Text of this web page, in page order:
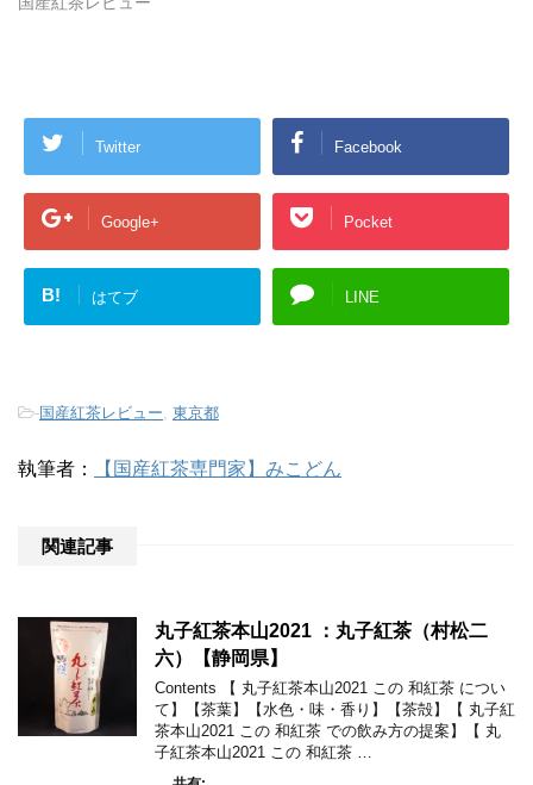
Twitter Facebook
Google+ Pocket
B! はてブ LINE
-国産紅茶レビュー, 東京都
執筆者： 【国産紅茶専門家】みこどん
関連記事
丸子紅茶本山2021 ：丸子紅茶（村松二
六）【静岡県】
Contents 【 丸子紅茶本山2021 この 和紅茶 につい
て】【茶葉】【水色・味・香り】【茶殻】【 丸子紅
茶本山2021 この 和紅茶 での飲み方の提案】【 丸
子紅茶本山2021 この 和紅茶 …